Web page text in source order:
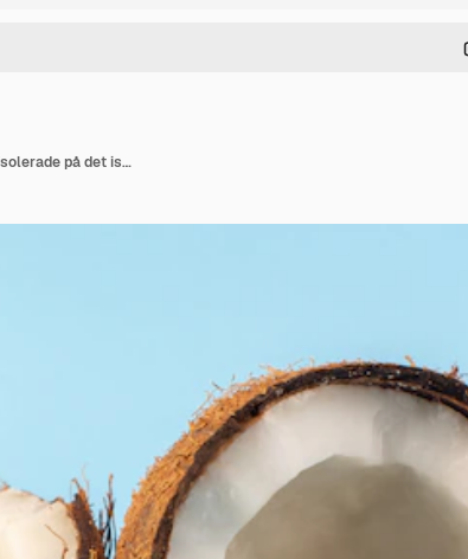
En toppvy av kokosnötter skivade, mjölkiga, färska, milda, isolerade på det isblå